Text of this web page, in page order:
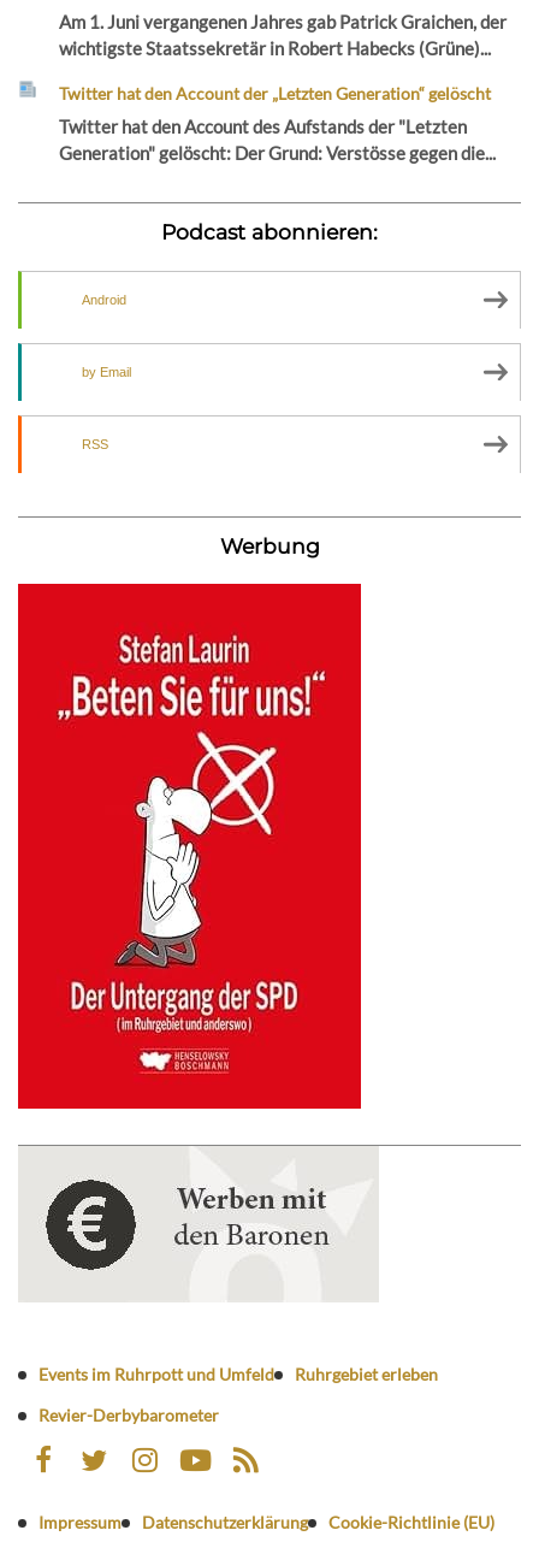
Am 1. Juni vergangenen Jahres gab Patrick Graichen, der
wichtigste Staatssekretär in Robert Habecks (Grüne)...
Twitter hat den Account der „Letzten Generation“ gelöscht
Twitter hat den Account des Aufstands der "Letzten
Generation" gelöscht: Der Grund: Verstösse gegen die...
Podcast abonnieren:
Android
by Email
RSS
Werbung
Events im Ruhrpott und Umfeld
Ruhrgebiet erleben
Revier-Derbybarometer
Impressum Datenschutzerklärung Cookie-Richtlinie (EU)